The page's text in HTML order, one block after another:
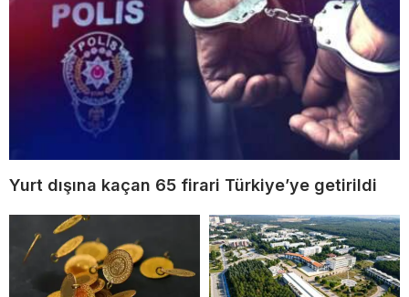
Yurt dışına kaçan 65 firari Türkiye’ye getirildi